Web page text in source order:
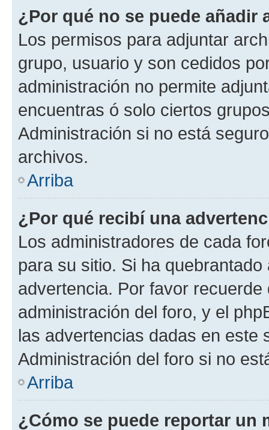
¿Por qué no se puede añadir
Los permisos para adjuntar
grupo, usuario y son cedidos
administración no permite
encuentras ó solo ciertos
Administración si no está
archivos.
Arriba
¿Por qué recibí una
Los administradores de cada
para su sitio. Si ha
advertencia. Por favor
administración del foro, y el
las advertencias dadas en este
Administración del foro si no
Arriba
¿Cómo se puede reportar un